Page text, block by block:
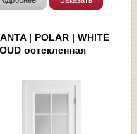
| POLAR | WHITE
остекленная